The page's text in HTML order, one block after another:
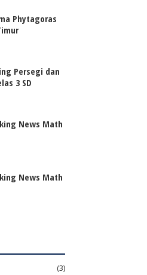
Phytagoras
Persegi dan
3 SD
News Math
News Math
(3)